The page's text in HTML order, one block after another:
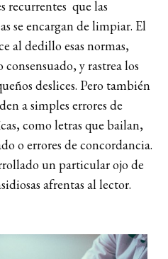
recurrentes que las
se encargan de limpiar. El
al dedillo esas normas,
y rastrea los
deslices. Pero también
a simples errores de
como letras que bailan,
o errores de concordancia.
un particular ojo de
afrentas al lector.